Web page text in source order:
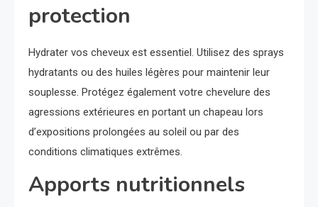
protection
Hydrater vos cheveux est essentiel. Utilisez des sprays
hydratants ou des huiles légères pour maintenir leur
souplesse. Protégez également votre chevelure des
agressions extérieures en portant un chapeau lors
d’expositions prolongées au soleil ou par des
conditions climatiques extrêmes.
Apports nutritionnels